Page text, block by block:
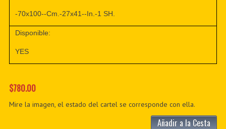
-70x100--Cm.-27x41--In.-1 SH.
Disponible:
YES
$780.00
Mire la imagen, el estado del cartel se corresponde con ella.
Añadir a la Cesta